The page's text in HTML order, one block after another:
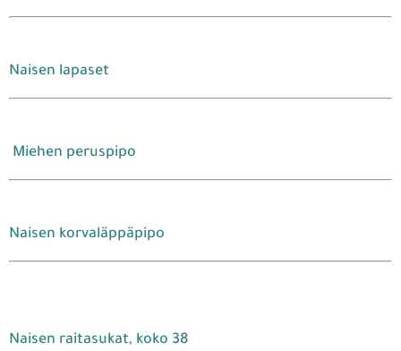
Naisen lapaset
Miehen peruspipo
Naisen korvaläppäpipo
Naisen raitasukat, koko 38